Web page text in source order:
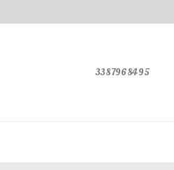
3387968495